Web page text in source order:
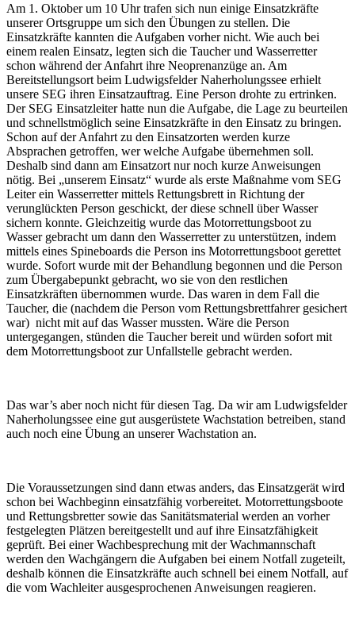
Am 1. Oktober um 10 Uhr trafen sich nun einige Einsatzkräfte
unserer Ortsgruppe um sich den Übungen zu stellen. Die
Einsatzkräfte kannten die Aufgaben vorher nicht. Wie auch bei
einem realen Einsatz, legten sich die Taucher und Wasserretter
schon während der Anfahrt ihre Neoprenanzüge an. Am
Bereitstellungsort beim Ludwigsfelder Naherholungssee erhielt
unsere SEG ihren Einsatzauftrag. Eine Person drohte zu ertrinken.
Der SEG Einsatzleiter hatte nun die Aufgabe, die Lage zu beurteilen
und schnellstmöglich seine Einsatzkräfte in den Einsatz zu bringen.
Schon auf der Anfahrt zu den Einsatzorten werden kurze
Absprachen getroffen, wer welche Aufgabe übernehmen soll.
Deshalb sind dann am Einsatzort nur noch kurze Anweisungen
nötig. Bei „unserem Einsatz“ wurde als erste Maßnahme vom SEG
Leiter ein Wasserretter mittels Rettungsbrett in Richtung der
verunglückten Person geschickt, der diese schnell über Wasser
sichern konnte. Gleichzeitig wurde das Motorrettungsboot zu
Wasser gebracht um dann den Wasserretter zu unterstützen, indem
mittels eines Spineboards die Person ins Motorrettungsboot gerettet
wurde. Sofort wurde mit der Behandlung begonnen und die Person
zum Übergabepunkt gebracht, wo sie von den restlichen
Einsatzkräften übernommen wurde. Das waren in dem Fall die
Taucher, die (nachdem die Person vom Rettungsbrettfahrer gesichert
war) nicht mit auf das Wasser mussten. Wäre die Person
untergegangen, stünden die Taucher bereit und würden sofort mit
dem Motorrettungsboot zur Unfallstelle gebracht werden.
Das war’s aber noch nicht für diesen Tag. Da wir am Ludwigsfelder
Naherholungssee eine gut ausgerüstete Wachstation betreiben, stand
auch noch eine Übung an unserer Wachstation an.
Die Voraussetzungen sind dann etwas anders, das Einsatzgerät wird
schon bei Wachbeginn einsatzfähig vorbereitet. Motorrettungsboote
und Rettungsbretter sowie das Sanitätsmaterial werden an vorher
festgelegten Plätzen bereitgestellt und auf ihre Einsatzfähigkeit
geprüft. Bei einer Wachbesprechung mit der Wachmannschaft
werden den Wachgängern die Aufgaben bei einem Notfall zugeteilt,
deshalb können die Einsatzkräfte auch schnell bei einem Notfall, auf
die vom Wachleiter ausgesprochenen Anweisungen reagieren.